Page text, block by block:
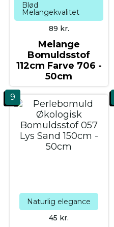
Blød
Melangekvalitet
Melange
Bomuldsstof
112cm Farve 706 -
50cm
89 kr.
9
Naturlig elegance
45 kr.